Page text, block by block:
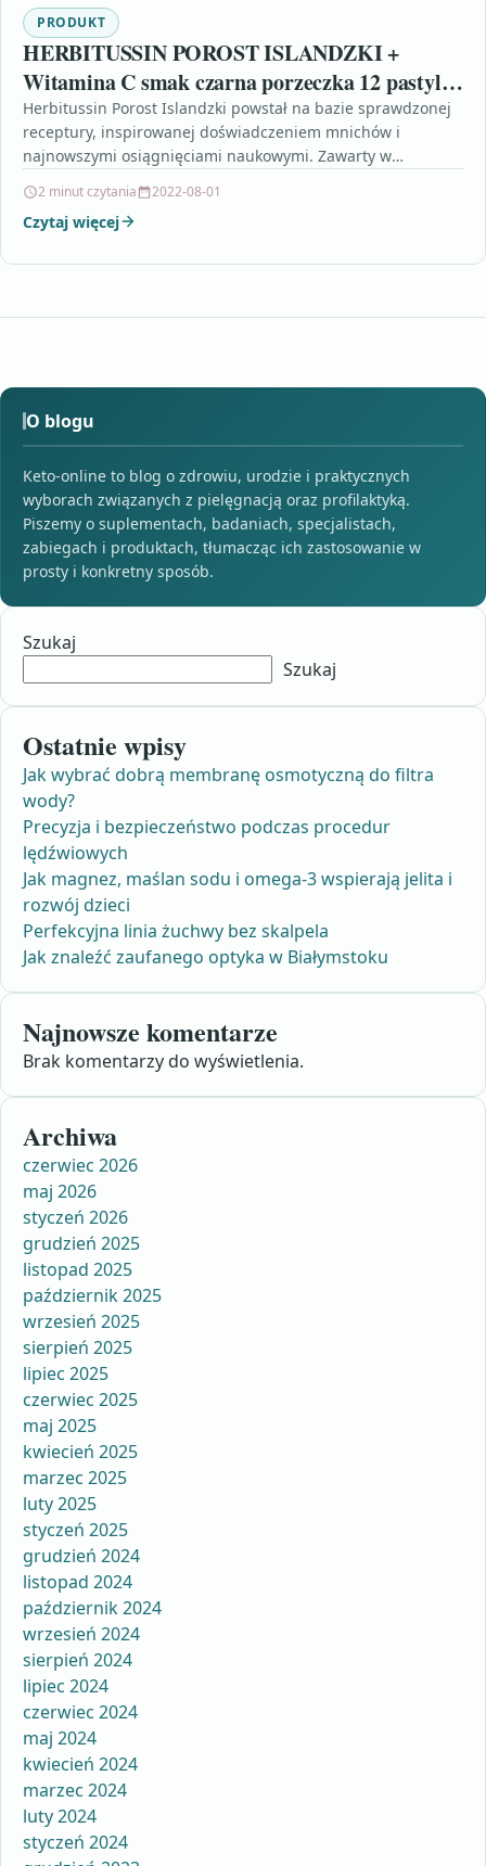
PRODUKT
HERBITUSSIN POROST ISLANDZKI +
Witamina C smak czarna porzeczka 12 pastylek
do ssania
Herbitussin Porost Islandzki powstał na bazie sprawdzonej
receptury, inspirowanej doświadczeniem mnichów i
najnowszymi osiągnięciami naukowymi. Zawarty w
2 minut czytania 2022-08-01
Czytaj więcej
O blogu
Keto-online to blog o zdrowiu, urodzie i praktycznych
wyborach związanych z pielęgnacją oraz profilaktyką.
Piszemy o suplementach, badaniach, specjalistach,
zabiegach i produktach, tłumacząc ich zastosowanie w
prosty i konkretny sposób.
Szukaj
Szukaj
Ostatnie wpisy
Jak wybrać dobrą membranę osmotyczną do filtra
wody?
Precyzja i bezpieczeństwo podczas procedur
lędźwiowych
Jak magnez, maślan sodu i omega-3 wspierają jelita i
rozwój dzieci
Perfekcyjna linia żuchwy bez skalpela
Jak znaleźć zaufanego optyka w Białymstoku
Najnowsze komentarze
Brak komentarzy do wyświetlenia.
Archiwa
czerwiec 2026
maj 2026
styczeń 2026
grudzień 2025
listopad 2025
październik 2025
wrzesień 2025
sierpień 2025
lipiec 2025
czerwiec 2025
maj 2025
kwiecień 2025
marzec 2025
luty 2025
styczeń 2025
grudzień 2024
listopad 2024
październik 2024
wrzesień 2024
sierpień 2024
lipiec 2024
czerwiec 2024
maj 2024
kwiecień 2024
marzec 2024
luty 2024
styczeń 2024